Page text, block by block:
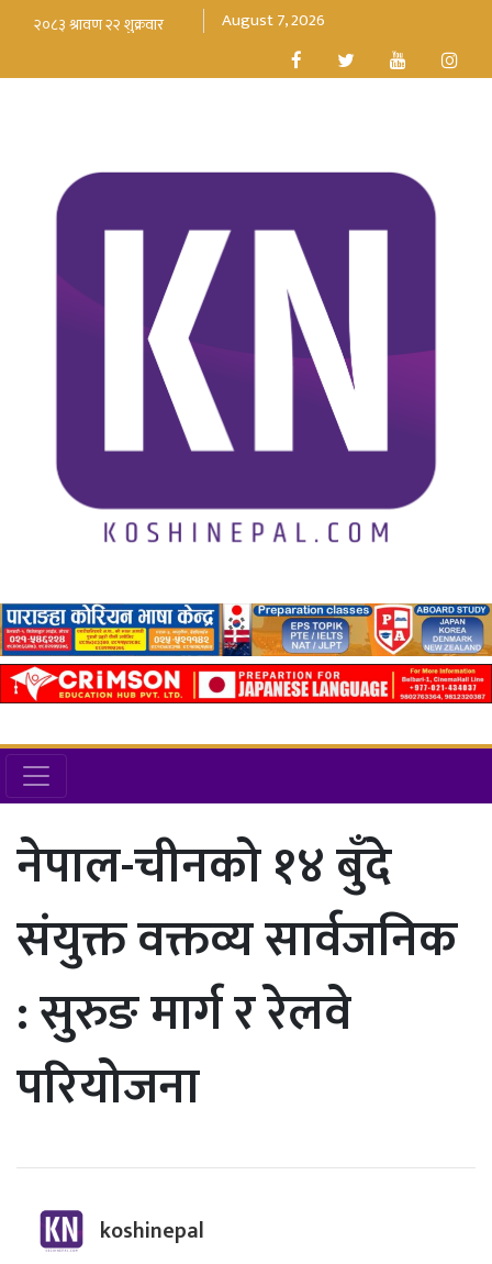
August 7, 2026
नेपाल-चीनको १४ बुँदे
संयुक्त वक्तव्य सार्वजनिक
: सुरुङ मार्ग र रेलवे
परियोजना
koshinepal